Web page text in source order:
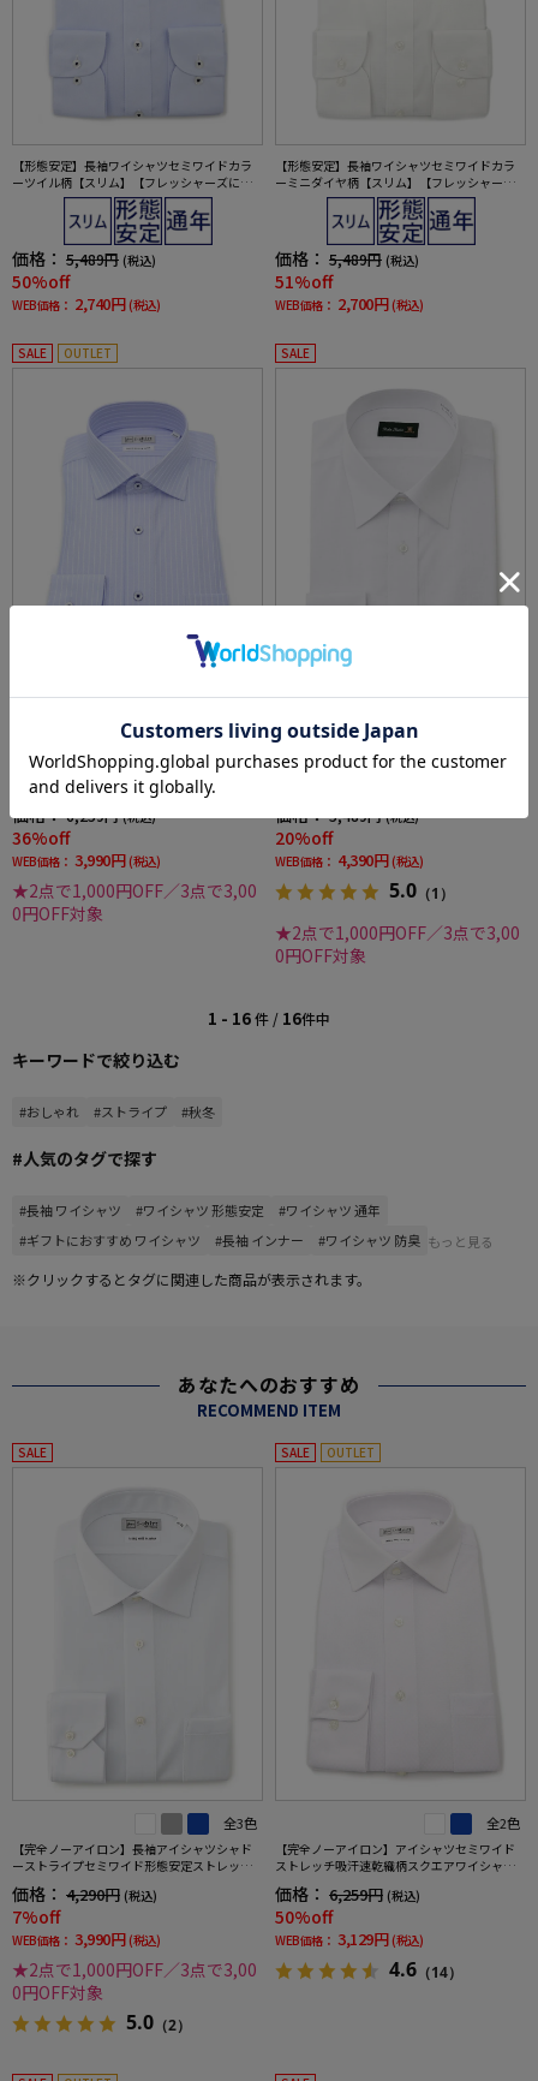
【形態安定】長袖ワイシャツセミワイドカラ
ーツイル柄【スリム】【フレッシャーズにも
おすすめ】nero通年【スリムデザイン】
価格： 5,489円 (税込)
50%off
WEB価格： 2,740円 (税込)
【形態安定】長袖ワイシャツセミワイドカラ
ーミニダイヤ柄【スリム】【フレッシャーズ
にもおすすめ】nero通年【スリムデザイン】
価格： 5,489円 (税込)
51%off
WEB価格： 2,700円 (税込)
SALE OUTLET
【完全ノーアイロン】長袖アイシャツセミワ
イド【トップヘザーシリーズ】ストライプ調
ワイシャツi-shirt通年
価格：6,259円 (税込)
36%off
WEB価格： 3,990円 (税込)
★2点で1,000円OFF／3点で3,00
0円OFF対象
SALE
【形態安定】夏長袖ティアドライ長袖ワイシ
ャツレギュラー織柄無地リッケンバッカー春
夏
価格：5,489円 (税込)
20%off
WEB価格： 4,390円 (税込)
5.0 （1）
★2点で1,000円OFF／3点で3,00
0円OFF対象
1 - 16件 / 16件中
キーワードで絞り込む
#おしゃれ #ストライプ #秋冬
#人気のタグで探す
#長袖 ワイシャツ #ワイシャツ 形態安定
#ワイシャツ 通年
#ギフトにおすすめ ワイシャツ
#長袖 インナー #ワイシャツ 防臭 もっと見る
※クリックするとタグに関連した商品が表示されます。
あなたへのおすすめ
RECOMMEND ITEM
SALE
全3色
【完全ノーアイロン】長袖アイシャツシャド
ーストライプセミワイド形態安定ストレッチ
吸汗速乾ワイシャツ通年
価格： 4,290円 (税込)
7%off
WEB価格： 3,990円 (税込)
★2点で1,000円OFF／3点で3,00
0円OFF対象
5.0 （2）
SALE OUTLET
全2色
【完全ノーアイロン】アイシャツセミワイド
ストレッチ吸汗速乾織柄スクエアワイシャツi-
shirt通年
価格： 6,259円 (税込)
50%off
WEB価格： 3,129円 (税込)
4.6 （14）